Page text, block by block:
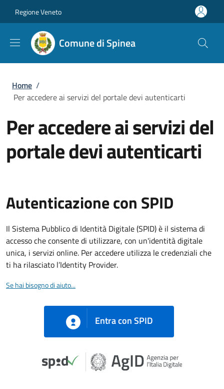
Regione Veneto
Comune di Spinea
Briciole di pane
Home /
Per accedere ai servizi del portale devi autenticarti
Per accedere ai servizi del
portale devi autenticarti
Autenticazione con SPID
Il Sistema Pubblico di Identità Digitale (SPID) è il sistema di
accesso che consente di utilizzare, con un'identità digitale
unica, i servizi online. Per accedere utilizza le credenziali che
ti ha rilasciato l’Identity Provider.
Se hai bisogno di aiuto...
Entra con SPID